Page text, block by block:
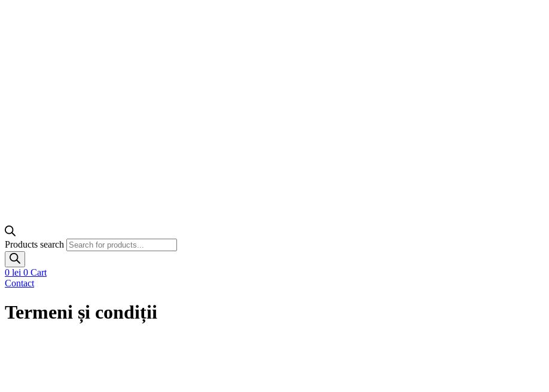
Products search
0 lei 0 Cart
Contact
Termeni și condiții